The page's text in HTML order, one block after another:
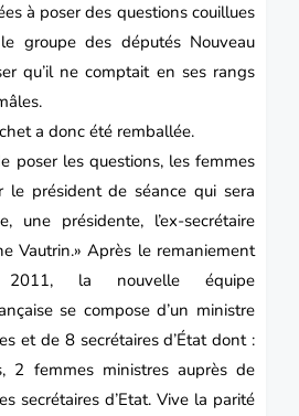
à poser des questions couillues
groupe des députés Nouveau
qu’il ne comptait en ses rangs
a donc été remballée.
poser les questions, les femmes
le président de séance qui sera
une présidente, l’ex-secrétaire
Vautrin.» Après le remaniement
la nouvelle équipe
se compose d’un ministre
et de 8 secrétaires d’État dont :
2 femmes ministres auprès de
secrétaires d’Etat. Vive la parité